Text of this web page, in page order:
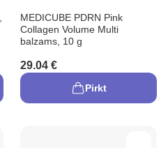
MEDICUBE PDRN Pink
Collagen Volume Multi
balzams, 10 g
29.04 €
Pirkt